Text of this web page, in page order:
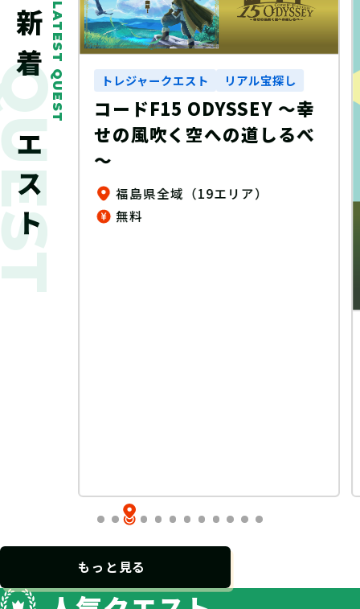
LATEST QUEST
新着クエスト
探し
～幸
るべ
もっと見る